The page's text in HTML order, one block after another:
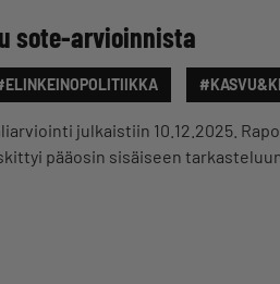
sote-arvioinnista
julkaistiin 10.12.2025.
pääosin sisäiseen